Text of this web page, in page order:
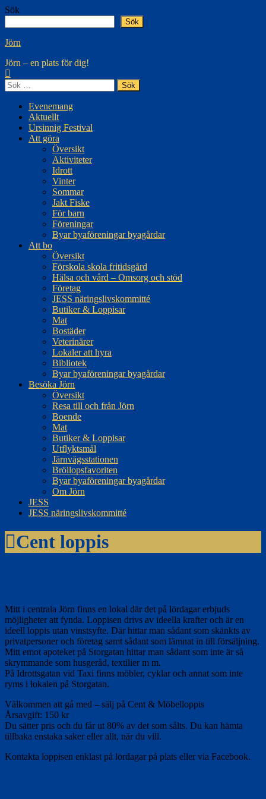
Hoppa
innehåll
Sök
Sök
Jörn
Jörn – en plats för dig!
Sök
efter:
Evenemang
Aktuellt
Ursinnig Festival
Att göra
Översikt
Aktiviteter
Idrott
Vinter
Sommar
Jakt Fiske
För barn
Föreningar
Byar byaföreningar byagårdar
Att bo
Översikt
Förskola skola fritidsgård
Hälsa och vård – Omsorg och stöd
Företag
JESS näringslivskommitté
Butiker & Loppisar
Mat
Bostäder
Veterinärer
Lokaler att hyra
Bibliotek
Byar byaföreningar byagårdar
Besöka Jörn
Översikt
Resa till och från Jörn
Boende
Mat
Butiker & Loppisar
Utflyktsmål
Järnvägsstationen
Bröllopsfavoriten
Byar byaföreningar byagårdar
Om Jörn
JESS
JESS näringslivskommitté
Cent loppis
Mitt i centrala Jörn finns en lokal där det på lördagar erbjuds
möjligheter att fynda. Loppisen drivs av ideella krafter och är en
ideell loppis utan vinstsyfte. Där hittar man sådant som skänkts av
privatpersoner och företag samt sådant som lämnat in till försäljning.
Mitt emot apoteket på Storgatan hittar man sådant som inte är så
skrymmande som husgeråd, textilier m m.
På Idrottsgatan vid Taxi finns möbler, cyklar och annat som inte
ryms i lokalen på Storgatan.
Välkommen att gå med – sälj på Cent & Möbelloppis
Årsavgift: 150 kr
Du sätter pris och du får ut 80% av det som sålts. Du kan hämta
tillbaka enstaka saker eller allt, när du vill.
Kontakta loppisen enklast på lördagar på plats eller via Facebook.